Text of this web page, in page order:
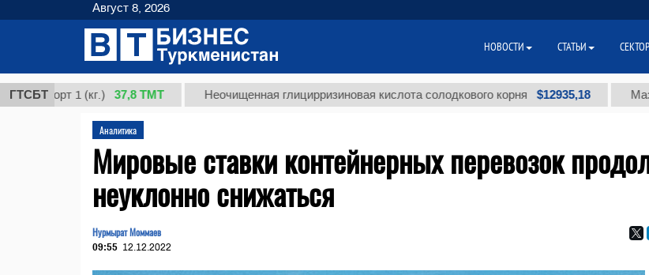
ГТСБТ
1 (кг.) 37,8 ТМТ Неочищенная глицирризиновая кислота солодкового корня $12935,18 Мазут
Аналитика
Мировые ставки контейнерных перевозок
неуклонно снижаться
Нурмырат Моммаев
09:55 12.12.2022
Август 8, 2026
НОВОСТИ СТАТЬИ